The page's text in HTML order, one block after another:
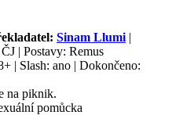
Sinam Llumi |
| Postavy: Remus
| Slash: ano | Dokončeno:
na piknik.
pomůcka